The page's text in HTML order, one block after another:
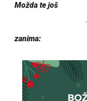
Možda te još
zanima: